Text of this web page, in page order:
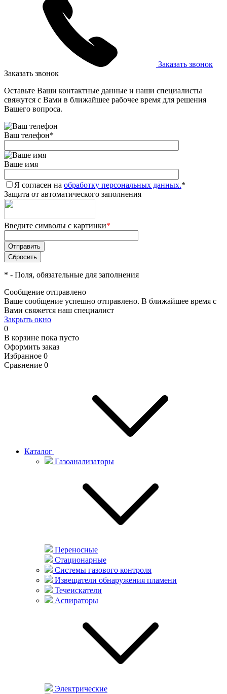
Заказать звонок
Заказать звонок
Оставьте Ваши контактные данные и наши специалисты
свяжутся с Вами в ближайшее рабочее время для решения
Вашего вопроса.
Ваш телефон*
Ваше имя
Я согласен на обработку персональных данных.*
Защита от автоматического заполнения
Введите символы с картинки*
* - Поля, обязательные для заполнения
Сообщение отправлено
Ваше сообщение успешно отправлено. В ближайшее время с
Вами свяжется наш специалист
Закрыть окно
0
В корзине пока пусто
Оформить заказ
Избранное 0
Сравнение 0
Каталог
Газоанализаторы
Переносные
Стационарные
Системы газового контроля
Извещатели обнаружения пламени
Течеискатели
Аспираторы
Электрические